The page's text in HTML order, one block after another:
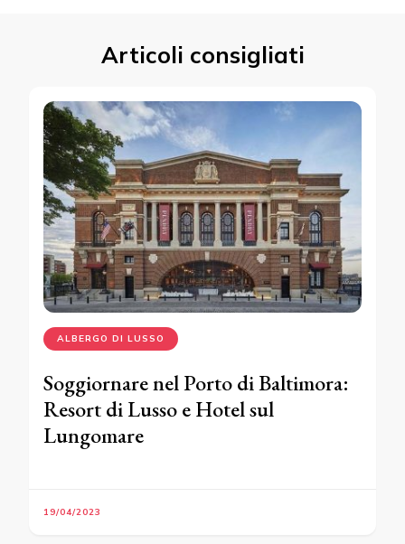
Articoli consigliati
ALBERGO DI LUSSO
Soggiornare nel Porto di Baltimora:
Resort di Lusso e Hotel sul
Lungomare
19/04/2023